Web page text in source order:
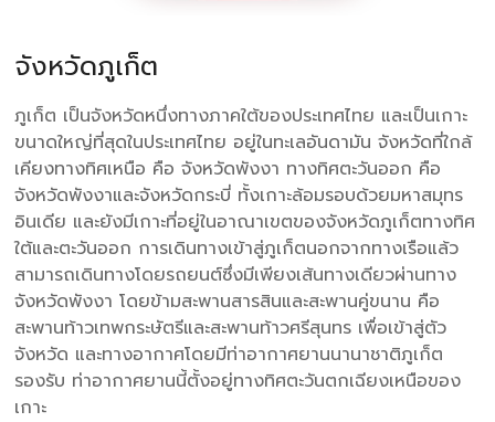
จังหวัดภูเก็ต
ภูเก็ต เป็นจังหวัดหนึ่งทางภาคใต้ของประเทศไทย และเป็นเกาะ
ขนาดใหญ่ที่สุดในประเทศไทย อยู่ในทะเลอันดามัน จังหวัดที่ใกล้
เคียงทางทิศเหนือ คือ จังหวัดพังงา ทางทิศตะวันออก คือ
จังหวัดพังงาและจังหวัดกระบี่ ทั้งเกาะล้อมรอบด้วยมหาสมุทร
อินเดีย และยังมีเกาะที่อยู่ในอาณาเขตของจังหวัดภูเก็ตทางทิศ
ใต้และตะวันออก การเดินทางเข้าสู่ภูเก็ตนอกจากทางเรือแล้ว
สามารถเดินทางโดยรถยนต์ซึ่งมีเพียงเส้นทางเดียวผ่านทาง
จังหวัดพังงา โดยข้ามสะพานสารสินและสะพานคู่ขนาน คือ
สะพานท้าวเทพกระษัตรีและสะพานท้าวศรีสุนทร เพื่อเข้าสู่ตัว
จังหวัด และทางอากาศโดยมีท่าอากาศยานนานาชาติภูเก็ต
รองรับ ท่าอากาศยานนี้ตั้งอยู่ทางทิศตะวันตกเฉียงเหนือของ
เกาะ